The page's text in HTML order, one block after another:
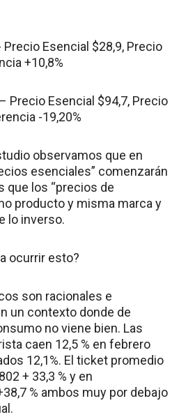
Esencial $28,9, Precio
+10,8%
Precio Esencial $94,7, Precio
-19,20%
observamos que en
esenciales” comenzarán
que los “precios de
producto y misma marca y
lo inverso.
ocurrir esto?
son racionales e
un contexto donde de
no viene bien. Las
caen 12,5 % en febrero
12,1%. El ticket promedio
+ 33,3 % y en
% ambos muy por debajo